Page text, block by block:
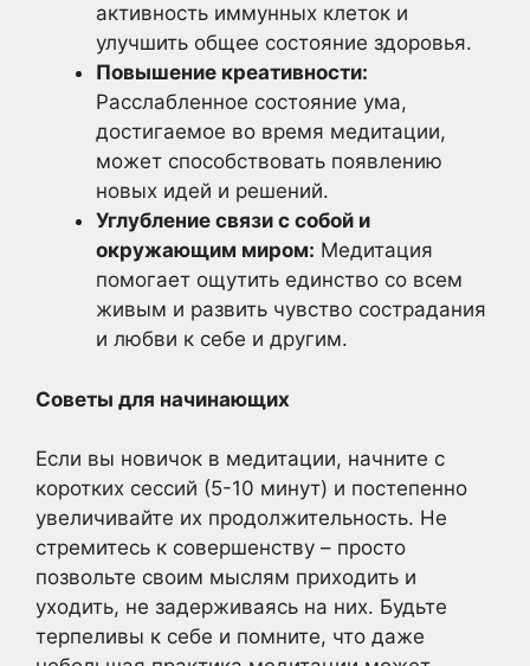
активность иммунных клеток и
улучшить общее состояние здоровья.
Повышение креативности:
Расслабленное состояние ума,
достигаемое во время медитации,
может способствовать появлению
новых идей и решений.
Углубление связи с собой и
окружающим миром: Медитация
помогает ощутить единство со всем
живым и развить чувство сострадания
и любви к себе и другим.
Советы для начинающих
Если вы новичок в медитации, начните с
коротких сессий (5-10 минут) и постепенно
увеличивайте их продолжительность. Не
стремитесь к совершенству – просто
позвольте своим мыслям приходить и
уходить, не задерживаясь на них. Будьте
терпеливы к себе и помните, что даже